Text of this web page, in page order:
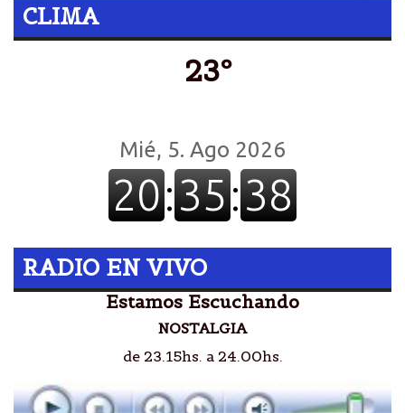
CLIMA
23º
RADIO EN VIVO
Estamos Escuchando
NOSTALGIA
de 23.15hs. a 24.00hs.